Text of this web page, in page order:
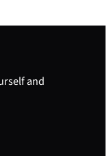
and